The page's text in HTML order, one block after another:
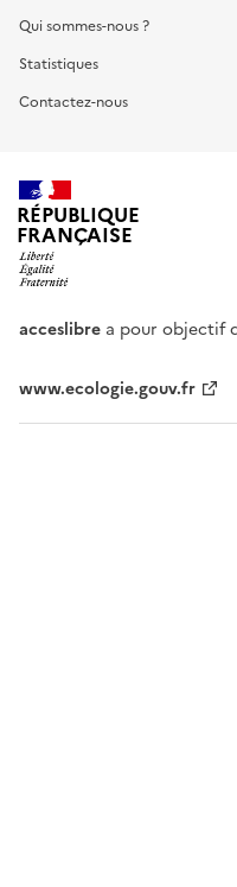
Qui sommes-nous ?
Statistiques
Contactez-nous
RÉPUBLIQUE
FRANÇAISE
acceslibre a pour objectif
www.ecologie.gouv.fr